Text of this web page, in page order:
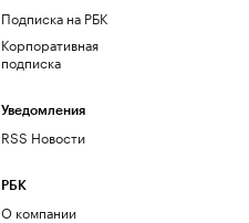
Подписка на РБК
Корпоративная
подписка
Уведомления
RSS Новости
РБК
О компании